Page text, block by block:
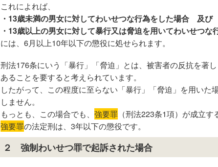
これによれば、
・13歳未満の男女に対してわいせつな行為をした場合 及び
・13歳以上の男女に対して暴行又は脅迫を用いてわいせつな
には、6月以上10年以下の懲役に処せられます。
刑法176条にいう「暴行」「脅迫」とは、被害者の反抗を著
あることを要すると考えられています。
したがって、この程度に至らない「暴行」「脅迫」を用いた
しません。
もっとも、この場合でも、 強要罪 （刑法223条1項）が成立す
強要罪の法定刑は、3年以下の懲役です。
２ 強制わいせつ罪で起訴された場合